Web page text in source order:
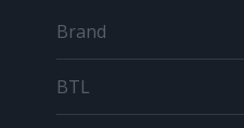
Brand
BTL